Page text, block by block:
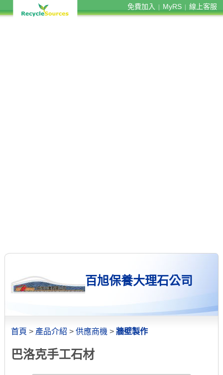
免費加入 MyRS 線上客服
百旭保養大理石公司
首頁 > 產品介紹 > 供應商機 > 牆壁製作
巴洛克手工石材